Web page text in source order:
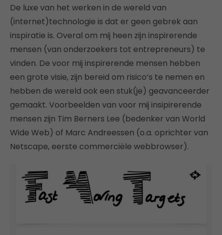
De luxe van het werken in de wereld van
(internet)technologie is dat er geen gebrek aan
inspiratie is. Overal om mij heen zijn inspirerende
mensen (van onderzoekers tot entrepreneurs) te
vinden. De voor mij inspirerende mensen hebben
een grote visie, zijn bereid om risico’s te nemen en
hebben de wereld ook een stuk(je) geavanceerder
gemaakt. Voorbeelden van voor mij insipirerende
mensen zijn Tim Berners Lee (bedenker van World
Wide Web) of Marc Andreessen (o.a. oprichter van
Netscape, eerste commerciële webbrowser).